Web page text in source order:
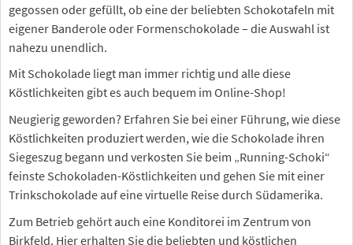
gegossen oder gefüllt, ob eine der beliebten Schokotafeln mit
eigener Banderole oder Formenschokolade – die Auswahl ist
nahezu unendlich.
Mit Schokolade liegt man immer richtig und alle diese
Köstlichkeiten gibt es auch bequem im Online-Shop!
Neugierig geworden? Erfahren Sie bei einer Führung, wie diese
Köstlichkeiten produziert werden, wie die Schokolade ihren
Siegeszug begann und verkosten Sie beim „Running-Schoki“
feinste Schokoladen-Köstlichkeiten und gehen Sie mit einer
Trinkschokolade auf eine virtuelle Reise durch Südamerika.
Zum Betrieb gehört auch eine Konditorei im Zentrum von
Birkfeld. Hier erhalten Sie die beliebten und köstlichen